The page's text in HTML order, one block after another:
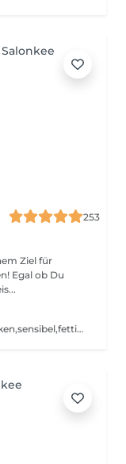
253
Ziel für
Für alle Hauttypen ( feuchtigkeitsarm,trocken,sensibel,fettig,rosacea,narben,misch Haut,ant-Falten) keine Extraktion,kein Waxing vor der Behandlung und keine Sonne 2 Wochen nach der Behandlung. Für ein besseres Ergebnis ist eine Kur von 4 Peelings möglich.Ein Peeling alle 2 Wochen. Bei direkt Zahlung -> 390 anstatt 440,20, inklusive 2 Cremes für die Pflege zu Hause.